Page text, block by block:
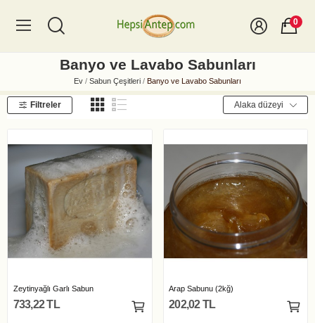
0
Banyo ve Lavabo Sabunları
Ev Sabun Çeşitleri Banyo ve Lavabo Sabunları
Filtreler Alaka düzeyi
Zeytinyağlı Garlı Sabun
733,22 TL
Arap Sabunu (2kğ)
202,02 TL